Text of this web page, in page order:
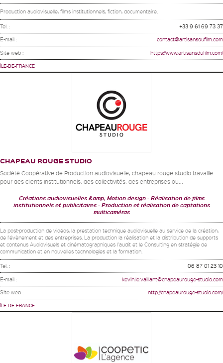
Production audiovisuelle, films institutionnels, fiction, documentaire.
Tel. : +33 9 61 69 73 37
E-mail : contact@artisansdufilm.com
Site web : https://www.artisansdufilm.com/
ÎLE-DE-FRANCE
CHAPEAU ROUGE STUDIO
Société Coopérative de Production audiovisuelle, chapeau rouge studio travaille
pour des clients institutionnels, des collectivités, des entreprises ou...
Créations audiovisuelles &amp; Motion design
Réalisation de films
institutionnels et publicitaires
Production et réalisation de captations
multicaméras
La post-production de vidéos, la prestation technique audiovisuelle au service de la création,
de l'évènement et des entreprises. La production la réalisation et la distribution de supports
et contenus Audiovisuels et cinématographiques l'audit et le Consulting en stratégie de
communication et en nouvelles technologies et la formation.
Tel. : 06 87 01 23 10
E-mail : kevin.le.vaillant@chapeaurouge-studio.com
Site web : http://chapeaurouge-studio.com/
ÎLE-DE-FRANCE